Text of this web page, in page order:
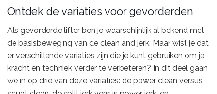
Ontdek de variaties voor gevorderden
Als gevorderde lifter ben je waarschijnlijk al bekend met
de basisbeweging van de clean and jerk. Maar wist je dat
er verschillende variaties zijn die je kunt gebruiken om je
kracht en techniek verder te verbeteren? In dit deel gaan
we in op drie van deze variaties: de power clean versus